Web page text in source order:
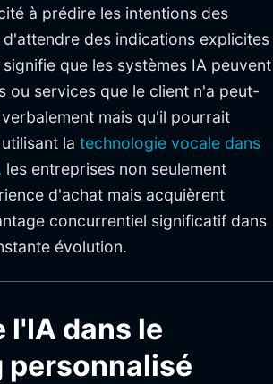
à prédire les intentions des
des indications explicites
que les systèmes IA peuvent
ou services que le client n'a peut-
mais qu'il pourrait
la technologie vocale dans
, les entreprises non seulement
d'achat mais acquièrent
concurrentiel significatif dans
évolution.
l'IA dans le
personnalisé